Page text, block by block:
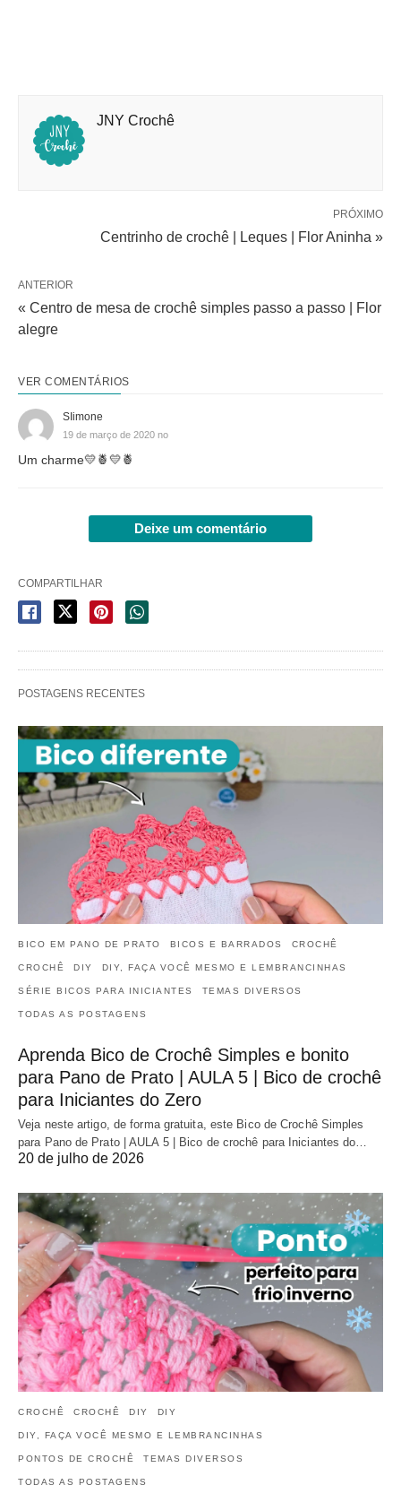
JNY Crochê
PRÓXIMO
Centrinho de crochê | Leques | Flor Aninha »
ANTERIOR
« Centro de mesa de crochê simples passo a passo | Flor
alegre
VER COMENTÁRIOS
SIimone
19 de março de 2020 no
Um charme💛🍍💛🍍
Deixe um comentário
COMPARTILHAR
POSTAGENS RECENTES
BICO EM PANO DE PRATO BICOS E BARRADOS CROCHÊ
CROCHÊ DIY DIY, FAÇA VOCÊ MESMO E LEMBRANCINHAS
SÉRIE BICOS PARA INICIANTES TEMAS DIVERSOS
TODAS AS POSTAGENS
Aprenda Bico de Crochê Simples e bonito
para Pano de Prato | AULA 5 | Bico de crochê
para Iniciantes do Zero
Veja neste artigo, de forma gratuita, este Bico de Crochê Simples
para Pano de Prato | AULA 5 | Bico de crochê para Iniciantes do…
20 de julho de 2026
CROCHÊ CROCHÊ DIY DIY
DIY, FAÇA VOCÊ MESMO E LEMBRANCINHAS
PONTOS DE CROCHÊ TEMAS DIVERSOS
TODAS AS POSTAGENS